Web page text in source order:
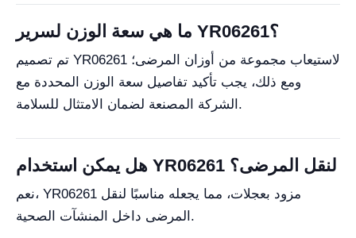
ما هي سعة الوزن لسرير YR06261؟
تم تصميم YR06261 لاستيعاب مجموعة من أوزان المرضى؛
ومع ذلك، يجب تأكيد تفاصيل سعة الوزن المحددة مع
الشركة المصنعة لضمان الامتثال للسلامة.
هل يمكن استخدام YR06261 لنقل المرضى؟
نعم، YR06261 مزود بعجلات، مما يجعله مناسبًا لنقل
المرضى داخل المنشآت الصحية.